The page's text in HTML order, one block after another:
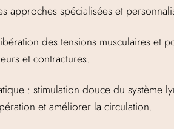
approches spécialisées et
des tensions musculaires et
et contractures.
: stimulation douce du système
et améliorer la circulation.